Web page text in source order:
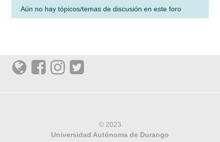
Aún no hay tópicos/temas de discusión en este foro
© 2023
Universidad Autónoma de Durango